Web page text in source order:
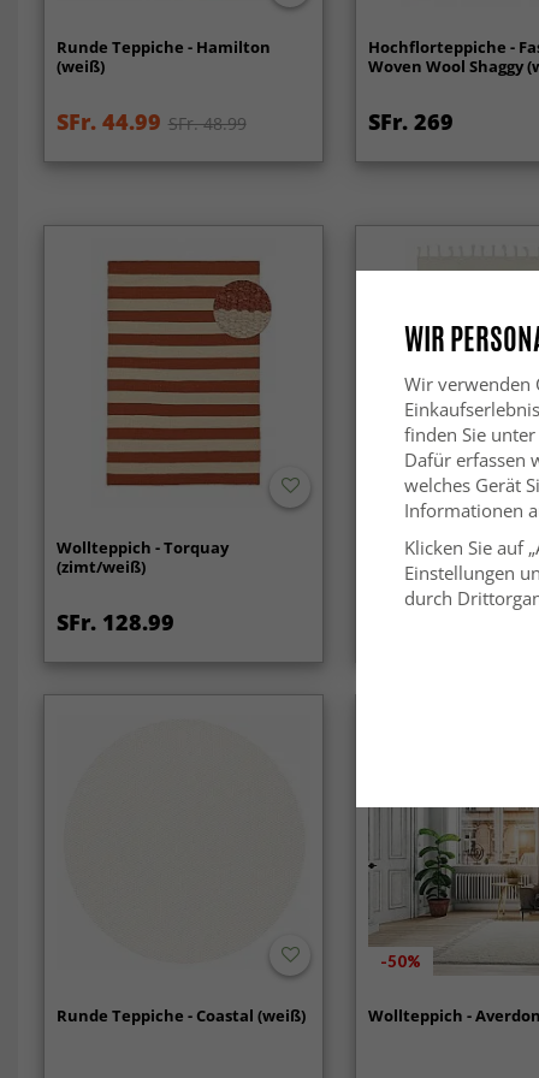
Runde Teppiche - Hamilton
(weiß)
SFr. 44.99 SFr. 48.99
Hochflorteppiche -
Woven Wool Shaggy
SFr. 269
Wollteppich - Torquay
(zimt/weiß)
SFr. 128.99
Wollteppich -
Runde Teppiche - Coastal (weiß)
-50%
Wollteppich -
WIR
Wir verwenden
finden Sie unter
Dafür erfassen
welches Gerät
Informationen
Klicken Sie auf
Einstellungen
durch